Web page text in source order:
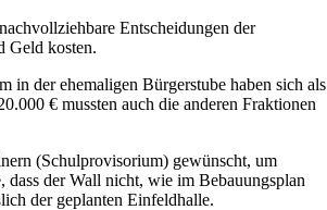
Entscheidungen der
Geld kosten.
in der ehemaligen Bürgerstube haben sich als
€ mussten auch die anderen Fraktionen
(Schulprovisorium) gewünscht, um
der Wall nicht, wie im Bebauungsplan
der geplanten Einfeldhalle.